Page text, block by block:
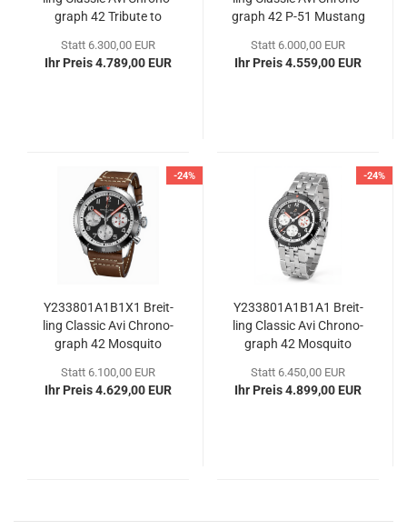
graph 42 Tri­bu­te to
Statt 6.300,00 EUR
Ihr Preis 4.789,00 EUR
graph 42 P-51 Mus­tang
Statt 6.000,00 EUR
Ihr Preis 4.559,00 EUR
-24%
Y233801A1B1X1 Breit­
ling Clas­sic Avi Chro­no­
graph 42 Mos­qui­to
Statt 6.100,00 EUR
Ihr Preis 4.629,00 EUR
-24%
Y233801A1B1A1 Breit­
ling Clas­sic Avi Chro­no­
graph 42 Mos­qui­to
Statt 6.450,00 EUR
Ihr Preis 4.899,00 EUR